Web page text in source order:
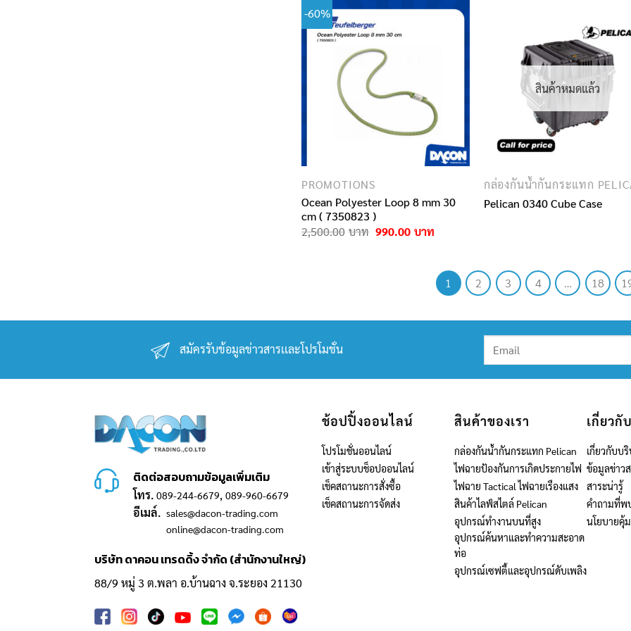
-60%
PROMOTIONS
Ocean Polyester Loop 8 mm 30
cm ( 7350823 )
2,500.00
Original
990.00 Current
สินค้าหมดแล้ว
กล่องกันน้ำกันกระแทก
Pelican 0340 Cube Case
1 2 3 4 … 18
สมัครรับข้อมูลข่าวสารเเละโปรโมชั่น
ติดต่อสอบถามข้อมูลเพิ่มเติม
โทร. 089-244-6679,089-960-6679
อีเมล์. sales@dacon-trading.com
online@dacon-trading.com
บริษัท ดาคอน เทรดดิ้ง จำกัด (สำนักงานใหญ่)
88/9 หมู่ 3 ต.พลา อ.บ้านฉาง จ.ระยอง 21130
ช้อปปิ้งออนไลน์
โปรโมชั่นออนไลน์
เข้าสู่ระบบช็อปออนไลน์
เช็คสถานะการสั่งซื้อ
เช็คสถานะการจัดส่ง
สินค้าของเรา
กล่องกันน้ำกันกระแทก Pelican
ไฟฉายป้องกันการเกิดประกายไฟ
ไฟฉาย Tactical ไฟฉายเรืองแสง
สินค้าไลฟ์สไตล์ Pelican
อุปกรณ์ทำงานบนที่สูง
อุปกรณ์ค้นหาและทำความสะอาด
ท่อ
อุปกรณ์เซฟตี้และอุปกรณ์ดับเพลิง
เกี่ยวกั
เกี่ยวกับบ
ข้อมูลข่าว
สาระน่ารู้
คำถามที่พ
นโยบายคุ้